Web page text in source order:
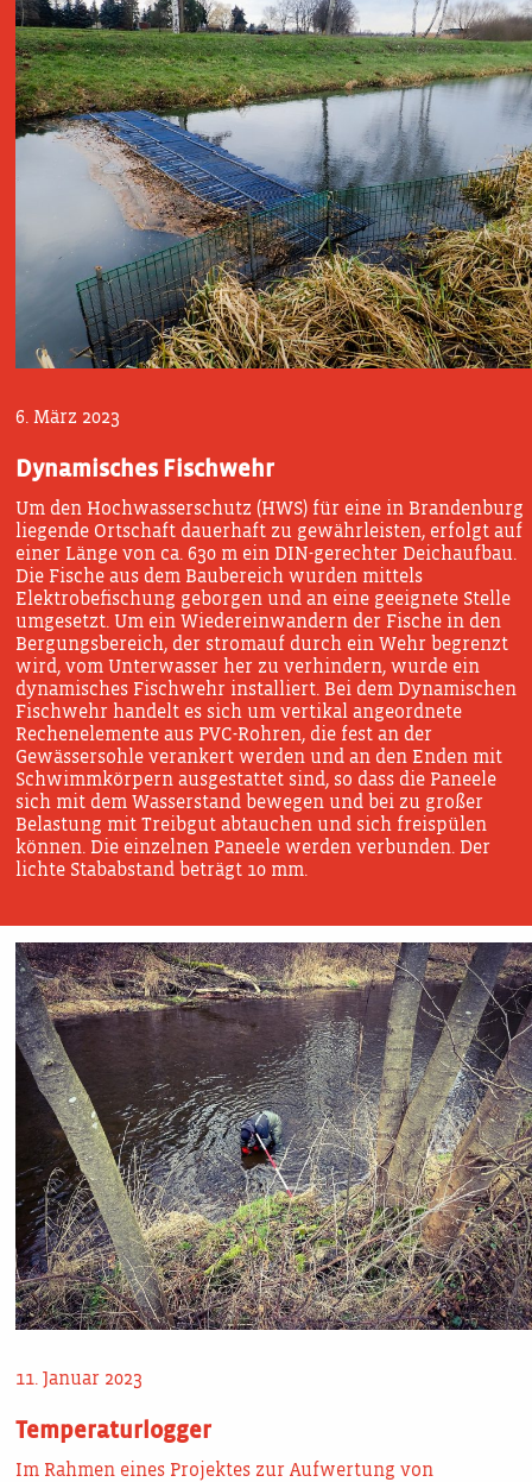
6. März 2023
Dynamisches Fischwehr
Um den Hochwasserschutz (HWS) für eine in Brandenburg
liegende Ortschaft dauerhaft zu gewährleisten, erfolgt auf
einer Länge von ca. 630 m ein DIN-gerechter Deichaufbau.
Die Fische aus dem Baubereich wurden mittels
Elektrobefischung geborgen und an eine geeignete Stelle
umgesetzt. Um ein Wiedereinwandern der Fische in den
Bergungsbereich, der stromauf durch ein Wehr begrenzt
wird, vom Unterwasser her zu verhindern, wurde ein
dynamisches Fischwehr installiert. Bei dem Dynamischen
Fischwehr handelt es sich um vertikal angeordnete
Rechenelemente aus PVC-Rohren, die fest an der
Gewässersohle verankert werden und an den Enden mit
Schwimmkörpern ausgestattet sind, so dass die Paneele
sich mit dem Wasserstand bewegen und bei zu großer
Belastung mit Treibgut abtauchen und sich freispülen
können. Die einzelnen Paneele werden verbunden. Der
lichte Stababstand beträgt 10 mm.
11. Januar 2023
Temperaturlogger
Im Rahmen eines Projektes zur Aufwertung von